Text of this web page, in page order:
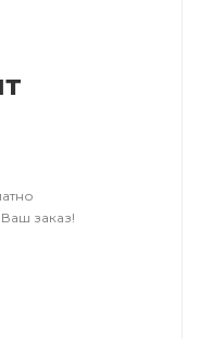
заказ!